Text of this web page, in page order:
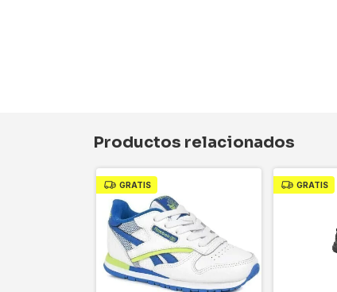
Productos relacionados
GRATIS GRATIS